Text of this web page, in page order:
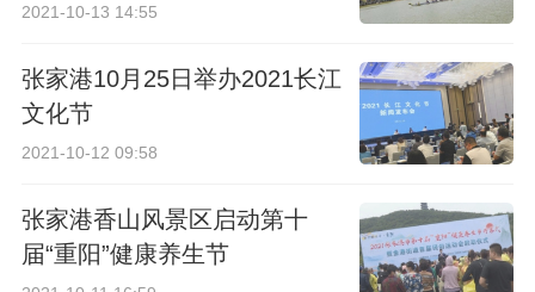
2021-10-13 14:55
张家港10月25日举办2021长江
文化节
2021-10-12 09:58
张家港香山风景区启动第十
届“重阳”健康养生节